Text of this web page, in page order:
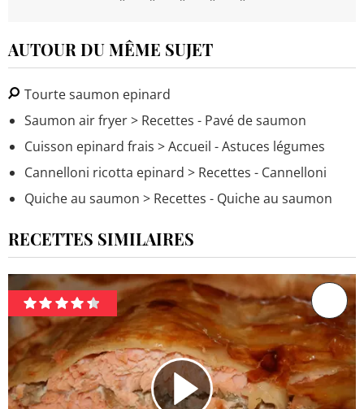
AUTOUR DU MÊME SUJET
Tourte saumon epinard
Saumon air fryer> Recettes - Pavé de saumon
Cuisson epinard frais > Accueil - Astuces légumes
Cannelloni ricotta epinard > Recettes - Cannelloni
Quiche au saumon > Recettes - Quiche au saumon
RECETTES SIMILAIRES